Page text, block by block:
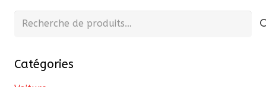
Recherche
Catégories